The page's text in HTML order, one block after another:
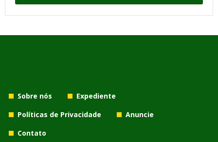
Sobre nós
Expediente
Políticas de Privacidade
Anuncie
Contato